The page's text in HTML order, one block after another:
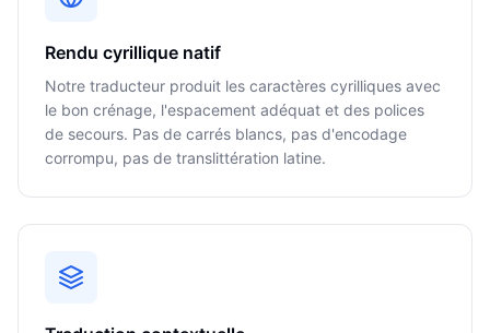
Rendu cyrillique natif
Notre traducteur produit les caractères cyrilliques avec
le bon crénage, l'espacement adéquat et des polices
de secours. Pas de carrés blancs, pas d'encodage
corrompu, pas de translittération latine.